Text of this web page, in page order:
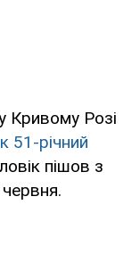
Кривому Розі
51-річний
пішов з